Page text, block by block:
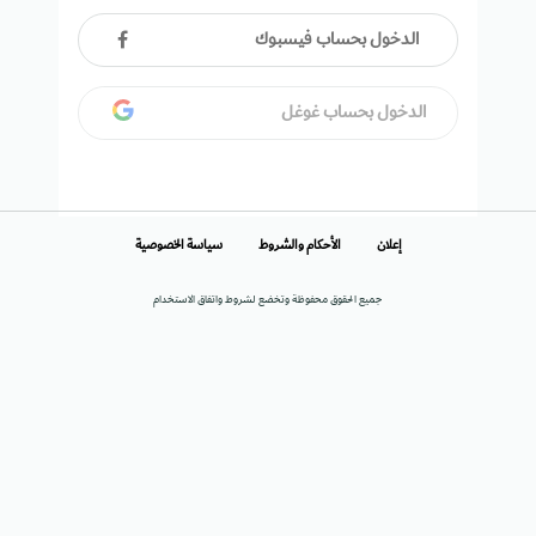
الدخول بحساب فيسبوك
الدخول بحساب غوغل
جميع الحقوق محفوظة وتخضع لشروط واتفاق الاستخدام
إعلان الأحكام والشروط سياسة الخصوصية